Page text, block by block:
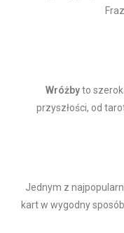
Wróżbyto
przyszłości, od
Jednym z
kart w wygodny